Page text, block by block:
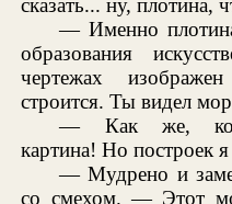
сказать... ну, плотина,
— Именно
образования
чертежах
строится. Ты видел
— Как же,
картина! Но построек я
— Мудрено и
со смехом. — Этот